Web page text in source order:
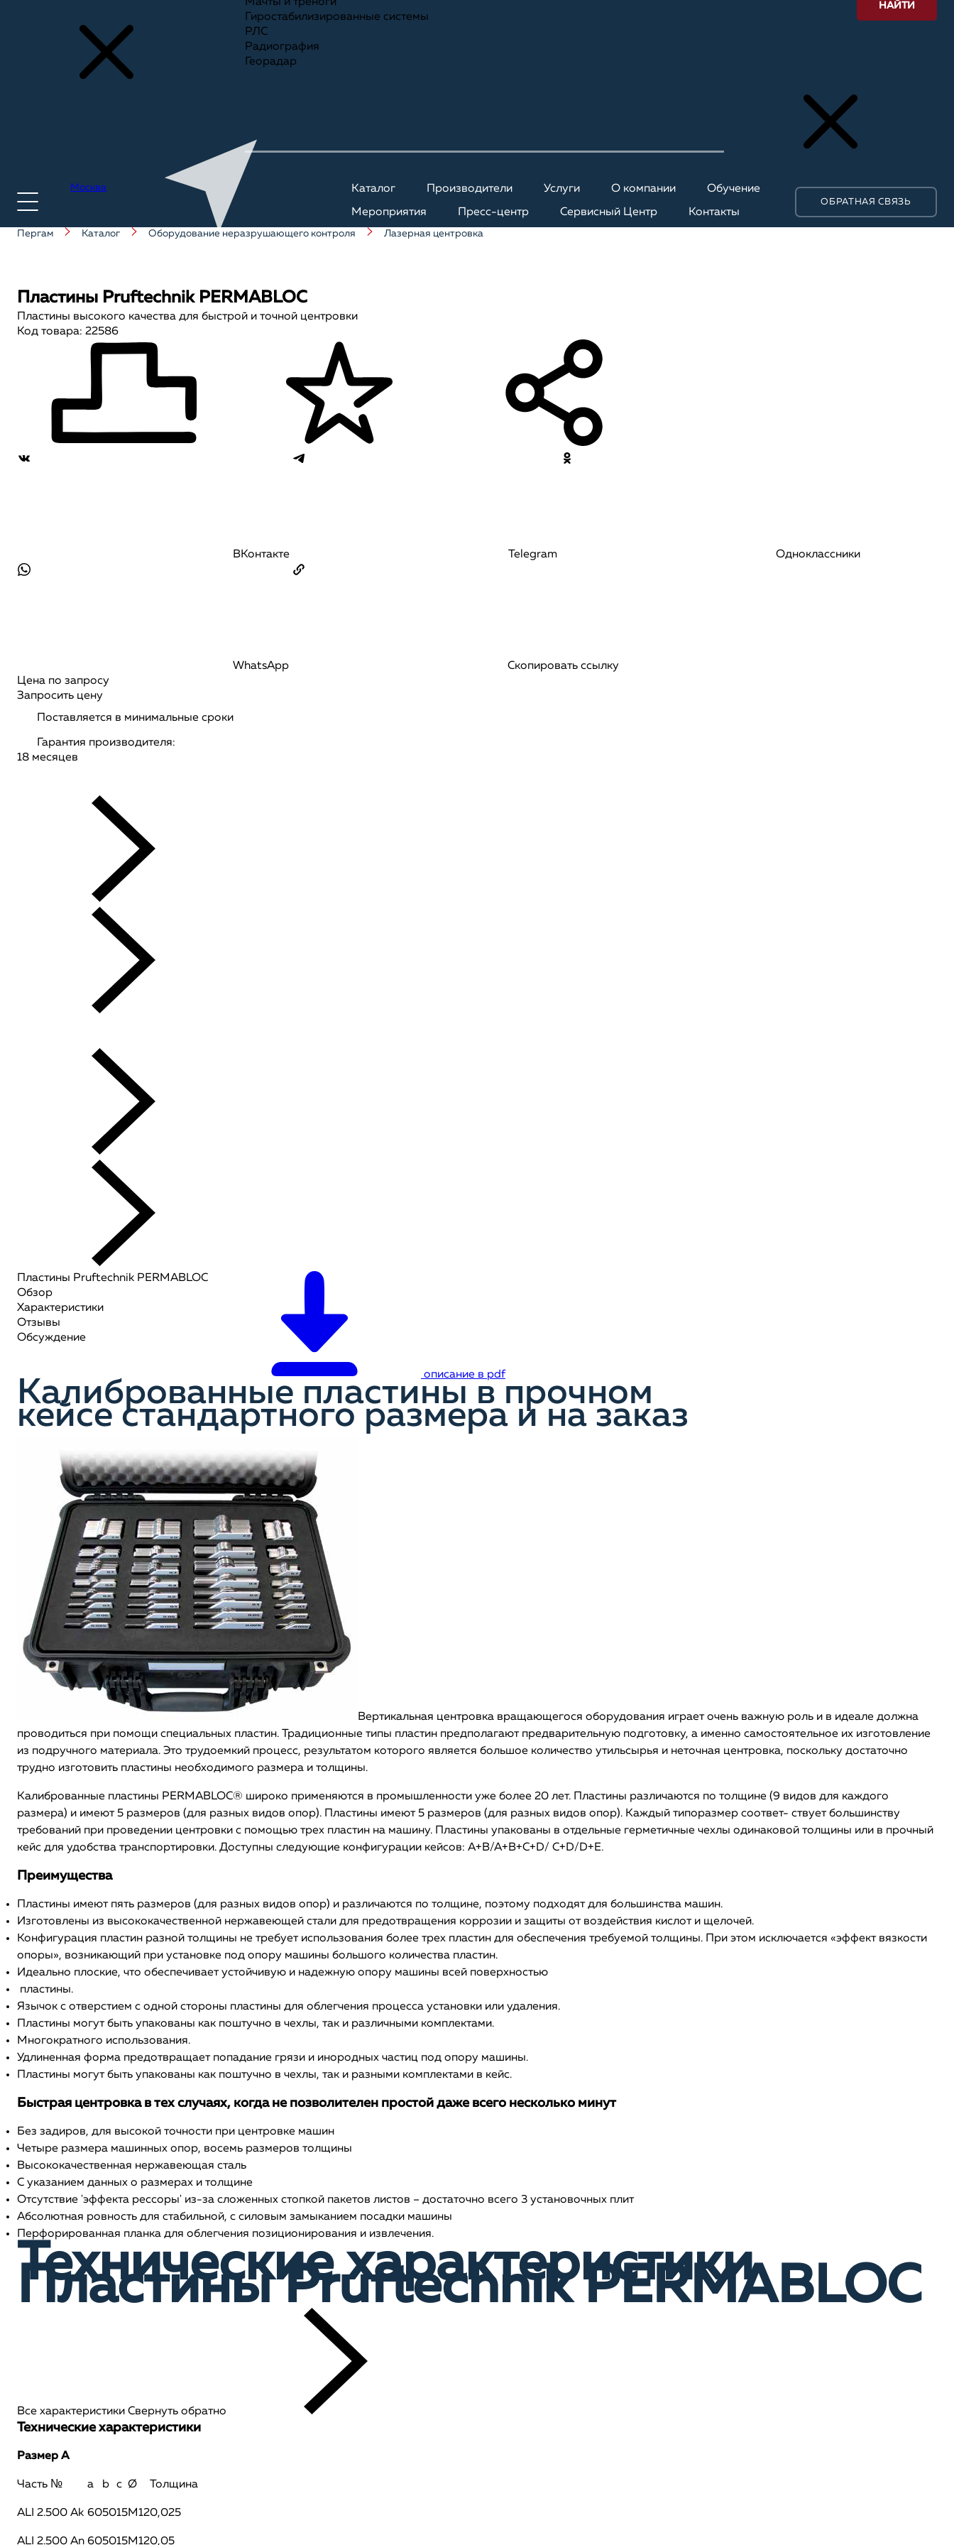
Москва Каталог Производители Услуги О компании Обучение
Мероприятия Пресс-центр Сервисный Центр Контакты
ОБРАТНАЯ СВЯЗЬ
Гиростабилизированные системы
РЛС
Радиография
Георадар
НАЙТИ
Пергам Каталог Оборудование неразрушающего контроля Лазерная центровка
Пластины Pruftechnik PERMABLOC
Пластины высокого качества для быстрой и точной центровки
Код товара: 22586
ВКонтакте Telegram Одноклассники
WhatsApp
Скопировать ссылку
Цена по запросу
Запросить цену
Поставляется в минимальные сроки
Гарантия производителя:
18 месяцев
Пластины Pruftechnik PERMABLOC
Обзор
Характеристики
Отзывы
Обсуждение
описание в pdf
Калиброванные пластины в прочном
кейсе стандартного размера и на заказ
Вертикальная центровка вращающегося оборудования играет очень важную роль и в идеале должна
проводиться при помощи специальных пластин. Традиционные типы пластин предполагают предварительную подготовку, а именно самостоятельное их изготовление
из подручного материала. Это трудоемкий процесс, результатом которого является большое количество утильсырья и неточная центровка, поскольку достаточно
трудно изготовить пластины необходимого размера и толщины.
Калиброванные пластины PERMABLOC® широко применяются в промышленности уже более 20 лет. Пластины различаются по толщине (9 видов для каждого
размера) и имеют 5 размеров (для разных видов опор). Пластины имеют 5 размеров (для разных видов опор). Каждый типоразмер соответ- ствует большинству
требований при проведении центровки с помощью трех пластин на машину. Пластины упакованы в отдельные герметичные чехлы одинаковой толщины или в прочный
кейс для удобства транспортировки. Доступны следующие конфигурации кейсов: A+B/A+B+C+D/ C+D/D+E.
Преимущества
Пластины имеют пять размеров (для разных видов опор) и различаются по толщине, поэтому подходят для большинства машин.
Изготовлены из высококачественной нержавеющей стали для предотвращения коррозии и защиты от воздействия кислот и щелочей.
Конфигурация пластин разной толщины не требует использования более трех пластин для обеспечения требуемой толщины. При этом исключается «эффект вязкости
опоры», возникающий при установке под опору машины большого количества пластин.
Идеально плоские, что обеспечивает устойчивую и надежную опору машины всей поверхностью
пластины.
Язычок с отверстием с одной стороны пластины для облегчения процесса установки или удаления.
Пластины могут быть упакованы как поштучно в чехлы, так и различными комплектами.
Многократного использования.
Удлиненная форма предотвращает попадание грязи и инородных частиц под опору машины.
Пластины могут быть упакованы как поштучно в чехлы, так и разными комплектами в кейс.
Быстрая центровка в тех случаях, когда не позволителен простой даже всего несколько минут
Без задиров, для высокой точности при центровке машин
Четыре размера машинных опор, восемь размеров толщины
Высококачественная нержавеющая сталь
С указанием данных о размерах и толщине
Отсутствие 'эффекта рессоры' из-за сложенных стопкой пакетов листов – достаточно всего 3 установочных плит
Абсолютная ровность для стабильной, с силовым замыканием посадки машины
Перфорированная планка для облегчения позиционирования и извлечения.
Технические характеристики
Пластины Pruftechnik PERMABLOC
Все характеристики Свернуть обратно
Технические характеристики
Размер А
Часть № a b c Ø Толщина
ALI 2.500 Ak 605015M120,025
ALI 2.500 An 605015M120,05